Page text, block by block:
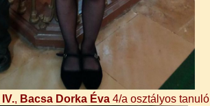
IV., Bacsa Dorka Éva4/a osztályos tanuló